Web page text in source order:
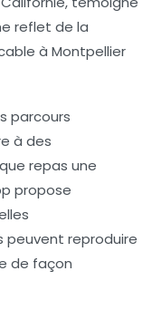
reflet de la
à Montpellier
parcours
à des
repas une
propose
peuvent reproduire
de façon